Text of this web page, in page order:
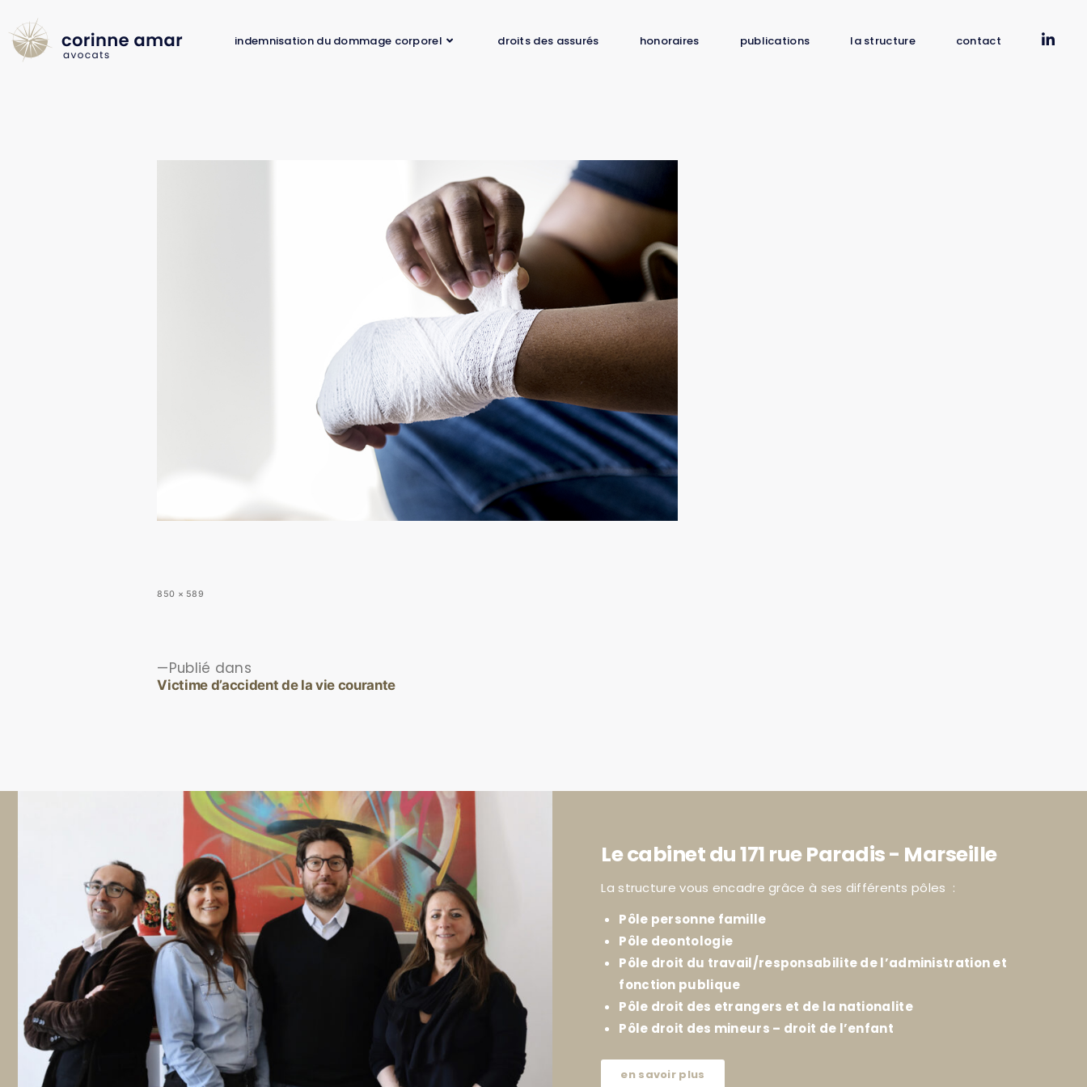
indemnisation du dommage corporel droits des assurés honoraires publications la structure contact
850 × 589
Publié dans
Victime d’accident de la vie courante
Le cabinet du 171 rue Paradis - Marseille
La structure vous encadre grâce à ses différents pôles :
Pôle personne famille
Pôle deontologie
Pôle droit du travail/responsabilite de l’administration et
fonction publique
Pôle droit des etrangers et de la nationalite
Pôle droit des mineurs – droit de l’enfant
en savoir plus